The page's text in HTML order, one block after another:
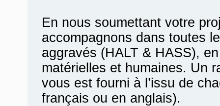
En nous soumettant votre
accompagnons dans toutes
aggravés (HALT & HASS),
matérielles et humaines. Un
vous est fourni à l’issu de
français ou en anglais).